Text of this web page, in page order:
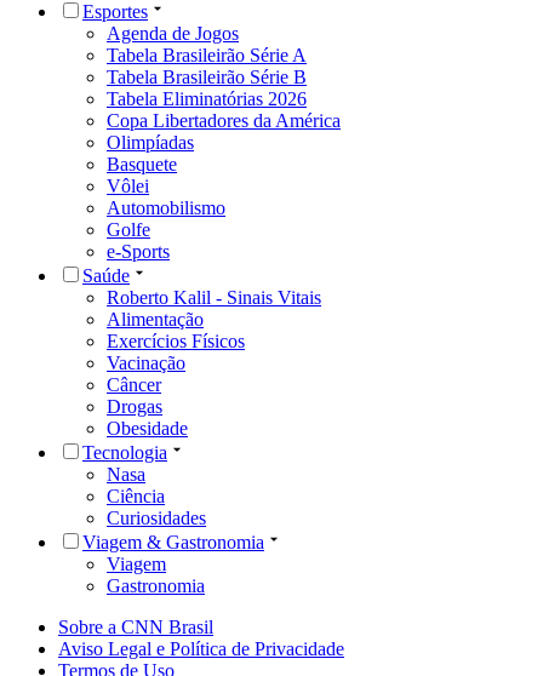
Esportes
Agenda de Jogos
Tabela Brasileirão Série A
Tabela Brasileirão Série B
Tabela Eliminatórias 2026
Copa Libertadores da América
Olimpíadas
Basquete
Vôlei
Automobilismo
Golfe
e-Sports
Saúde
Roberto Kalil - Sinais Vitais
Alimentação
Exercícios Físicos
Vacinação
Câncer
Drogas
Obesidade
Tecnologia
Nasa
Ciência
Curiosidades
Viagem & Gastronomia
Viagem
Gastronomia
Sobre a CNN Brasil
Aviso Legal e Política de Privacidade
Termos de Uso